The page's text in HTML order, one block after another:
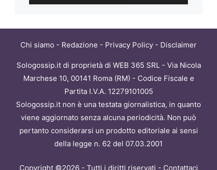
Chi siamo - Redazione - Privacy Policy - Disclaimer
Sologossip.it di proprietà di WEB 365 SRL - Via Nicola
Marchese 10, 00141 Roma (RM) - Codice Fiscale e
Partita I.V.A. 12279101005
Sologossip.it non è una testata giornalistica, in quanto
viene aggiornato senza alcuna periodicità. Non può
pertanto considerarsi un prodotto editoriale ai sensi
della legge n. 62 del 07.03.2001
Copyright ©2026 - Tutti i diritti riservati - Contattaci